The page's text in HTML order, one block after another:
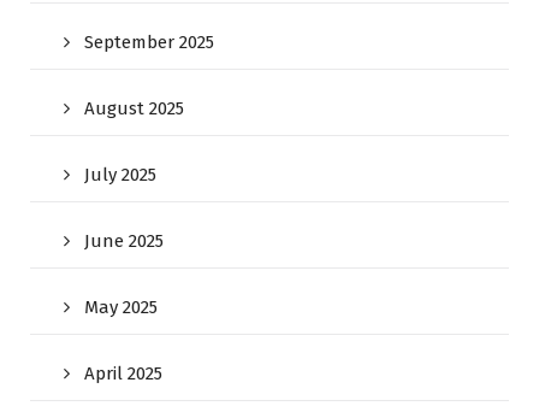
September 2025
August 2025
July 2025
June 2025
May 2025
April 2025